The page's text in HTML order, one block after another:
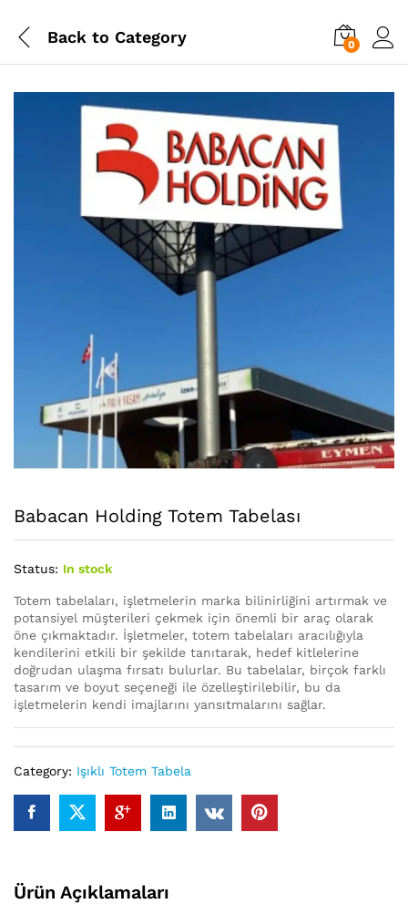
Back to Category 0
Babacan Holding Totem Tabelası
Status: In stock
Totem tabelaları, işletmelerin marka bilinirliğini artırmak ve
potansiyel müşterileri çekmek için önemli bir araç olarak
öne çıkmaktadır. İşletmeler, totem tabelaları aracılığıyla
kendilerini etkili bir şekilde tanıtarak, hedef kitlelerine
doğrudan ulaşma fırsatı bulurlar. Bu tabelalar, birçok farklı
tasarım ve boyut seçeneği ile özelleştirilebilir, bu da
işletmelerin kendi imajlarını yansıtmalarını sağlar.
Category: Işıklı Totem Tabela
Ürün Açıklamaları